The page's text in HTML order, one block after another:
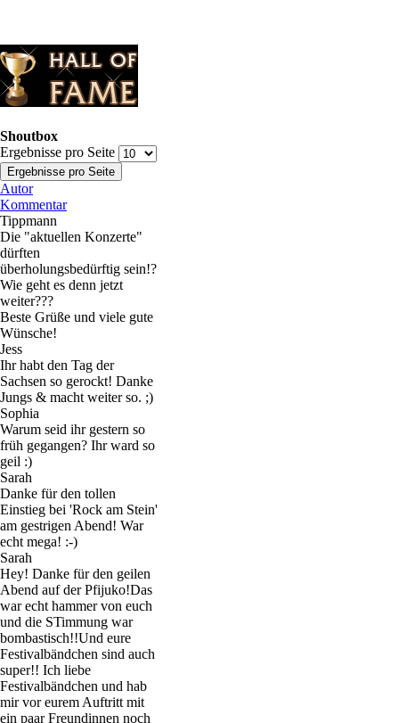
Shoutbox
Ergebnisse pro Seite
Autor
Kommentar
Tippmann
Die "aktuellen Konzerte"
dürften
überholungsbedürftig sein!?
Wie geht es denn jetzt
weiter???
Beste Grüße und viele gute
Wünsche!
Jess
Ihr habt den Tag der
Sachsen so gerockt! Danke
Jungs & macht weiter so. ;)
Sophia
Warum seid ihr gestern so
früh gegangen? Ihr ward so
geil :)
Sarah
Danke für den tollen
Einstieg bei 'Rock am Stein'
am gestrigen Abend! War
echt mega! :-)
Sarah
Hey! Danke für den geilen
Abend auf der Pfijuko!Das
war echt hammer von euch
und die STimmung war
bombastisch!!Und eure
Festivalbändchen sind auch
super!! Ich liebe
Festivalbändchen und hab
mir vor eurem Auftritt mit
ein paar Freundinnen noch